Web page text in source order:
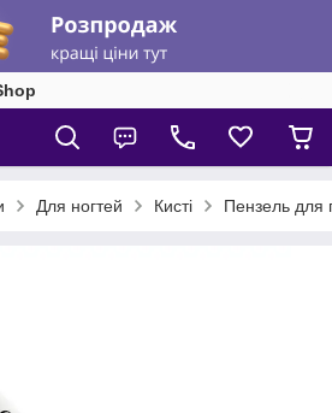
Для ногтей Кисті Пензель